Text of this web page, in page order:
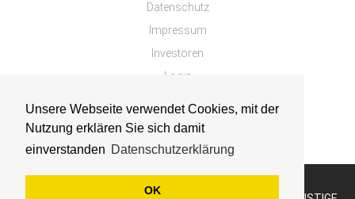
Unsere Webseite verwendet Cookies, mit der
Nutzung erklären Sie sich damit
einverstanden Datenschutzerklärung
OK
Datenschutz
Impressum
Investoren
Login